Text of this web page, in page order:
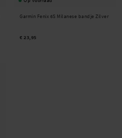
Garmin Fenix 6S Milanese bandje Zilver
€ 23,95